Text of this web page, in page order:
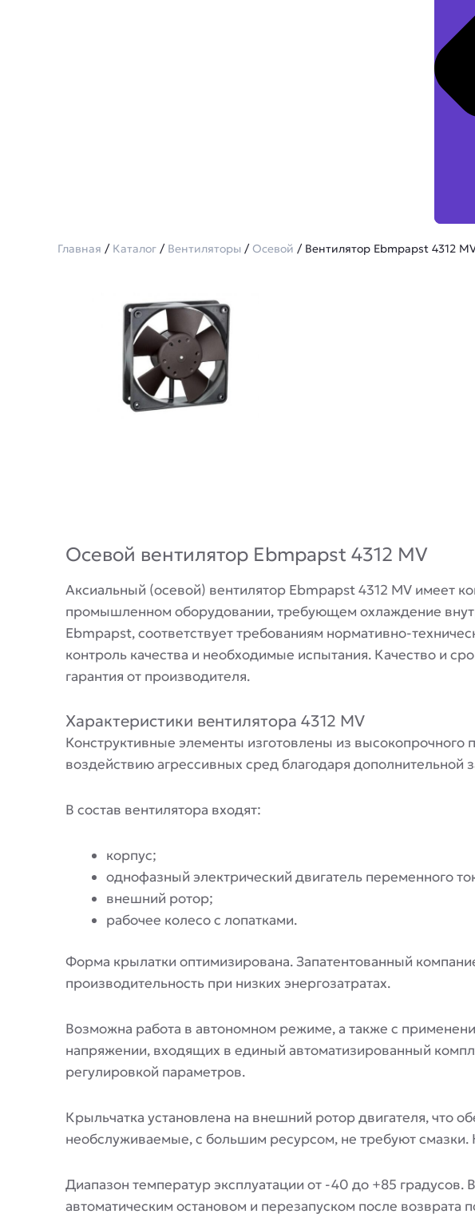
Главная / Каталог / Вентиляторы /Осевой / Вентилятор Ebmpapst 4312
Осевой вентилятор Ebmpapst 4312 MV
Аксиальный (осевой) вентилятор Ebmpapst 4312 MV имеет
промышленном оборудовании, требующем охлаждение
Ebmpapst, соответствует требованиям нормативно-
контроль качества и необходимые испытания. Качество и
гарантия от производителя.
Характеристики вентилятора 4312 MV
Конструктивные элементы изготовлены из высокопрочного
воздействию агрессивных сред благодаря дополнительной
В состав вентилятора входят:
корпус;
однофазный электрический двигатель переменного
внешний ротор;
рабочее колесо с лопатками.
Форма крылатки оптимизирована. Запатентованный
производительность при низких энергозатратах.
Возможна работа в автономном режиме, а также с
напряжении, входящих в единый автоматизированный
регулировкой параметров.
Крыльчатка установлена на внешний ротор двигателя, что
необслуживаемые, с большим ресурсом, не требуют
Диапазон температур эксплуатации от -40 до +85
автоматическим остановом и перезапуском после возврата